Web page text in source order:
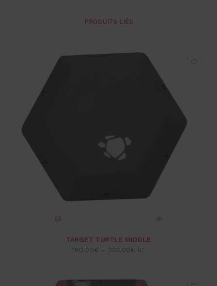
PRODUITS LIÉS
TARGET TURTLE MIDDLE
160.00€ – 223.00€ HT